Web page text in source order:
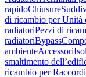
rapidoChiusure
di ricambio per Unità
radiatoriPezzi di
radiatoriBypass
ambienteAccessori
smaltimento
ricambio per Raccordi